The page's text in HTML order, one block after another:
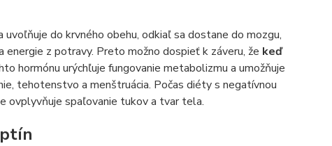
do krvného obehu, odkiaľ sa dostane do mozgu,
z potravy. Preto možno dospieť k záveru, že keď
hormónu urýchľuje fungovanie metabolizmu a umožňuje
tehotenstvo a menštruácia. Počas diéty s negatívnou
ovplyvňuje spaľovanie tukov a tvar tela.